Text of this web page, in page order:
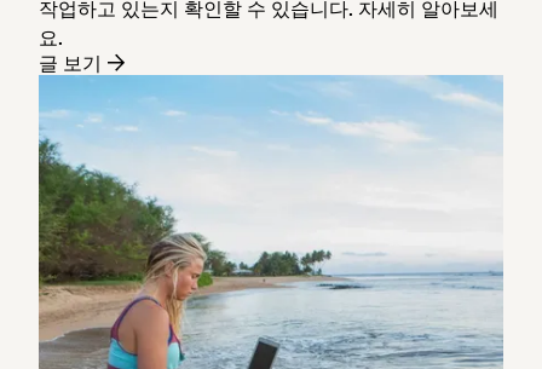
작업하고 있는지 확인할 수 있습니다. 자세히 알아보세
요.
글 보기